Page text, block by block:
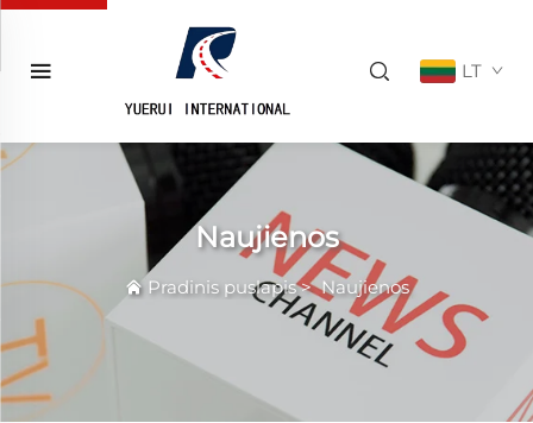
LT
Naujienos
Pradinis puslapis>Naujienos